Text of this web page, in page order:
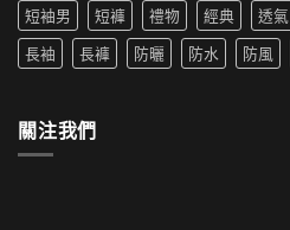
推
薦〉
中
水
的
外
套
清
洗〉
短袖男
短褲 禮物 經典 透氣
長袖
長褲 防曬 防水 防風
關注我們